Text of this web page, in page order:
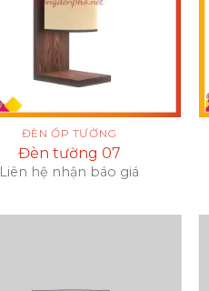
ĐÈN ỐP TƯỜNG
Đèn tường 07
Liên hệ nhận báo giá